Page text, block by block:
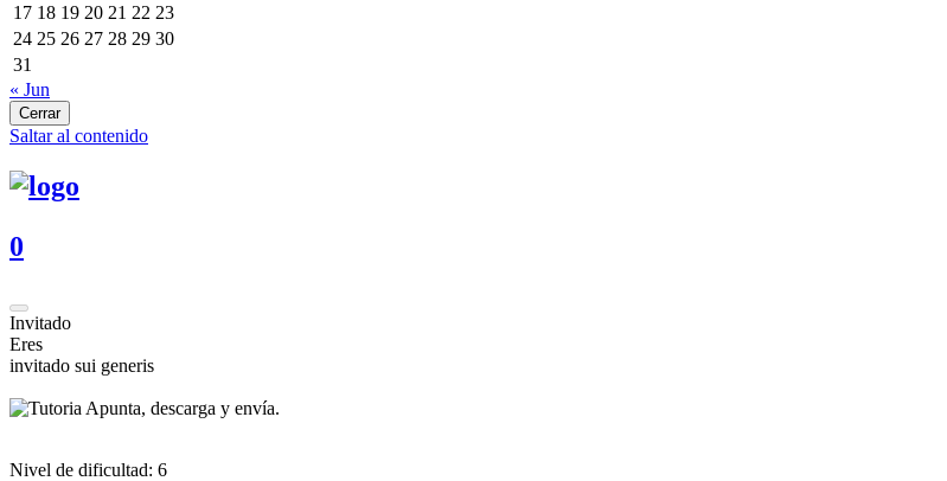
17 18 19 20 21 22 23
24 25 26 27 28 29 30
31
« Jun
Cerrar
Saltar al contenido
0
Invitado
Eres
invitado sui generis
Apunta, descarga y envía.
Nivel de dificultad: 6